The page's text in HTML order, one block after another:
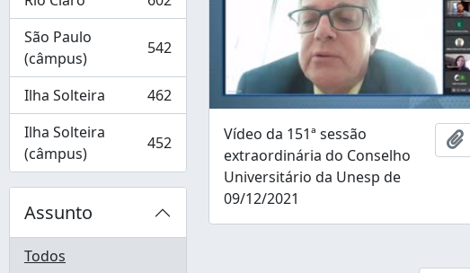
, 602 resultados
São Paulo
(câmpus)
, 542 resultados 542
Ilha Solteira
, 462 resultados
462
Ilha Solteira
(câmpus)
, 452 resultados 452
Assunto
Todos
Vídeo da 151ª sessão
extraordinária do Conselho
Universitário da Unesp de
09/12/2021